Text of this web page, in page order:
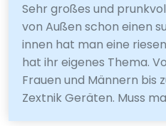
Sehr großes und
von Außen schon einen
innen hat man eine
hat ihr eigenes Thema.
Frauen und Männern bis
Zextnik Geräten. Muss